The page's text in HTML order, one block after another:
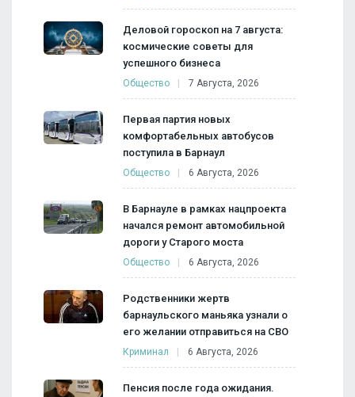
Деловой гороскоп на 7 августа:
космические советы для
успешного бизнеса
Общество 7 Августа, 2026
Первая партия новых
комфортабельных автобусов
поступила в Барнаул
Общество 6 Августа, 2026
В Барнауле в рамках нацпроекта
начался ремонт автомобильной
дороги у Старого моста
Общество 6 Августа, 2026
Родственники жертв
барнаульского маньяка узнали о
его желании отправиться на СВО
Криминал 6 Августа, 2026
Пенсия после года ожидания.